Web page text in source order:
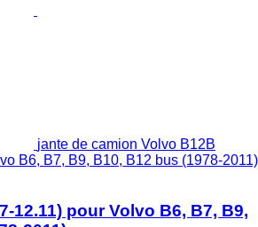
jante de camion Volvo B12B
B6, B7, B9, B10, B12 bus (1978-2011)
12.11) pour Volvo B6, B7, B9,